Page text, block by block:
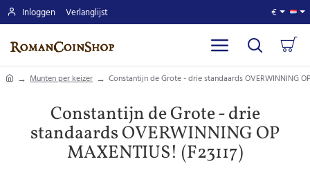
Inloggen Verlanglijst €
homeMunten per keizer Constantijn de Grote - drie standaards OVERWINNING
Constantijn de Grote - drie
standaards OVERWINNING OP
MAXENTIUS! (F23117)